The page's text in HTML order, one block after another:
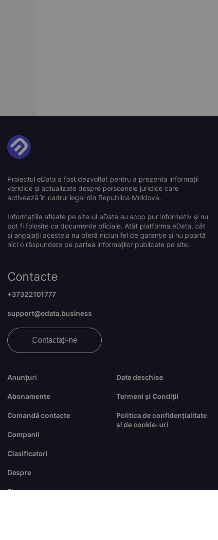
Proiectul eData a fost dezvoltat pentru a prezenta informații
veridice și actualizate despre persoanele juridice care
activează în cadrul legal din Republica Moldova.
Informațiile afișate pe site-ul eData au scop pur informativ și nu
pot fi folosite ca documente oficiale. Atât platforma eData, cât
și angajații acesteia nu oferă niciun fel de garanție și nu poartă
nici o răspundere pe partea informaților publicate pe site.
Anunțuri
Abonamente
Comandă contacte
Companii
Clasificatori
Despre
Blog
Date deschise
Termeni și Condiții
Politica de confidențialitate
și de cookie-uri
Contacte
+37322101777
support@edata.business
Contactați-ne